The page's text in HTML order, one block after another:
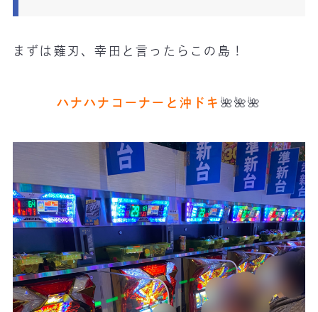
まずは薙刃、幸田と言ったらこの島！
ハナハナコーナーと沖ドキ 🌺🌺🌺